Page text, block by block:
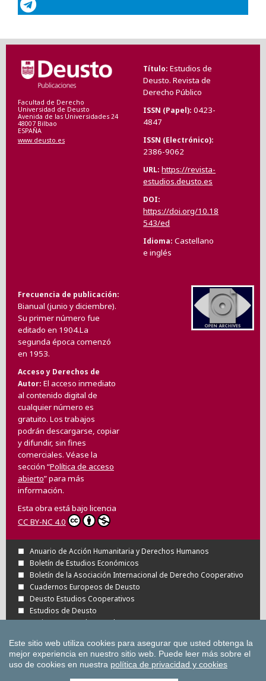
Facultad de Derecho
Universidad de Deusto
Avenida de las Universidades 24
48007 Bilbao
ESPAÑA
www.deusto.es
Título Estudios de
Deusto. Revista de
Derecho Público
ISSN (Papel) 0423-
4847
ISSN (Electrónico)
2386-9062
URL https://revista-
estudios.deusto.es
DOI
https://doi.org/10.18
543/ed
Idioma Castellano
e inglés
Frecuencia de publicación
Bianual (junio y diciembre).
Su primer número fue
editado en 1904.La
segunda época comenzó
en 1953.
Acceso y Derechos de
Autor El acceso inmediato
al contenido digital de
cualquier número es
gratuito. Los trabajos
podrán descargarse, copiar
y difundir, sin fines
comerciales. Véase la
sección “Política de acceso
abierto” para más
información.
Esta obra está bajo licencia
CC BY-NC 4.0
Anuario de Acción Humanitaria y Derechos Humanos
Boletín de Estudios Económicos
Boletín de la Asociación Internacional de Derecho Cooperativo
Cuadernos Europeos de Deusto
Deusto Estudios Cooperativos
Estudios de Deusto
Revista Deusto de Derechos Humanos
Todas las Revistas Científicas de Deusto en
OJS
Todas las publicaciones de la Universidad
Este sitio web utiliza cookies para asegurar que usted obtenga la
mejor experiencia en nuestro sitio web. Puede leer más sobre el
uso de cookies en nuestra política de privacidad y cookies